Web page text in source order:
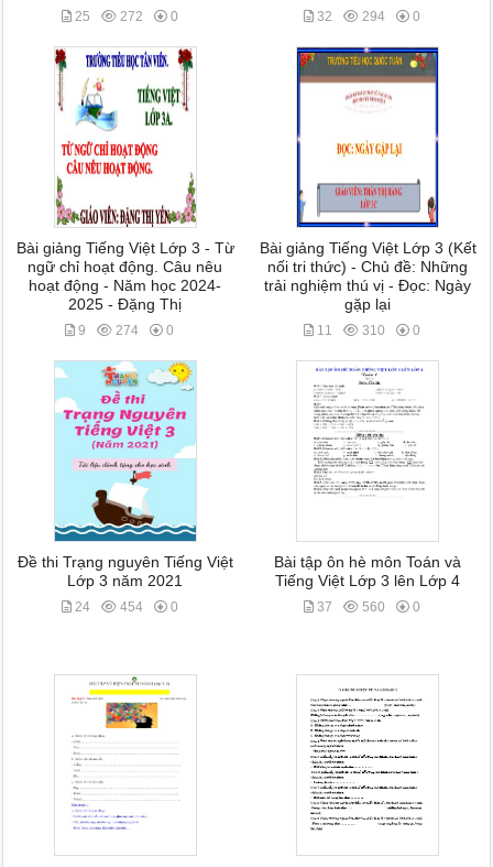
25 272 0 32 294 0
Bài giảng Tiếng Việt Lớp 3 - Từ
ngữ chỉ hoạt động. Câu nêu
hoạt động - Năm học 2024-
2025 - Đặng Thị
9 274 0
Bài giảng Tiếng Việt Lớp 3 (Kết
nối tri thức) - Chủ đề: Những
trải nghiệm thú vị - Đọc: Ngày
gặp lại
11 310 0
Đề thi Trạng nguyên Tiếng Việt
Lớp 3 năm 2021
24 454 0
Bài tập ôn hè môn Toán và
Tiếng Việt Lớp 3 lên Lớp 4
37 560 0